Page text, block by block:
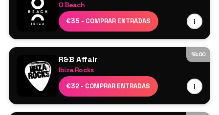
O Beach
€35 - COMPRAR ENTRADAS i
Sammy Porter
George Mensah
Becca B
Act On
16:00
R&B Affair
Ibiza Rocks
€32 - COMPRAR ENTRADAS i
DJs residentes